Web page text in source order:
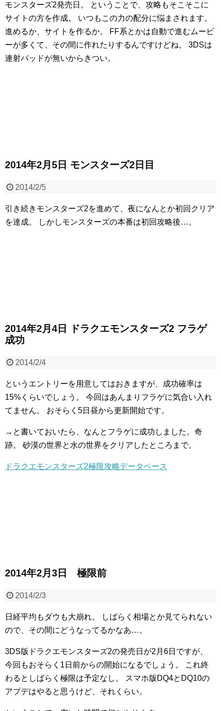
モンスターズ2発売日。
ということで、攻略もそこそこに
サイトの方を作成。
いつもこの力の配分に悩まされます。
進めるか、サイトを作るか。
FF系とかは自動で進むムービ
ーが多くて、その間に作れたりするんですけどね。
3DSは
連射パッドが無いからきつい。
2014年2月5日 モンスターズ2日目
2014/2/5
引き続きモンスターズ2を進めて、夜になんとか初回クリア
を達成。
しかしモンスターズの本番は初回攻略後…。
2014年2月4日 ドラクエモンスターズ2 フラゲ
成功
2014/2/4
というエントリーを用意してはおきますが、成功確率は
15%くらいでしょう。
今回はあんまりフラゲに気合い入れ
てません。
おそらく5日昼から更新開始です。
→と書いておいたら、なんとフラゲに成功しました。奇
跡。
砂漠の世界と水の世界をクリアしたところまで。
ドラクエモンスターズ2極限攻略データベース
2014年2月3日 極限前
2014/2/3
日経平均もダウも大崩れ。
しばらく相場とか見てられない
ので、その間にどうなってるかなあ…。
3DS版ドラクエモンスターズ2の発売日が2月6日ですが、
今回もおそらく1日前からの開始になるでしょう。
これ終
わるとしばらく極限は予定なし。
スマホ版DQ4とDQ10の
アプデはやると思うけど、それくらい。